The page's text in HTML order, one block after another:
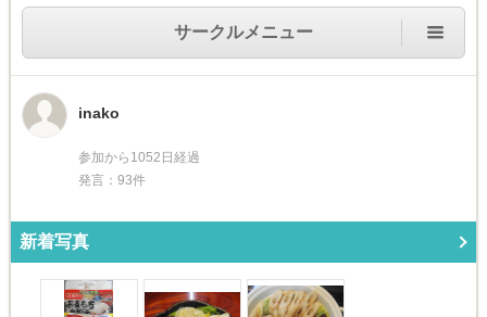
サークルメニュー
inako
参加から1052日経過
発言：93件
新着写真